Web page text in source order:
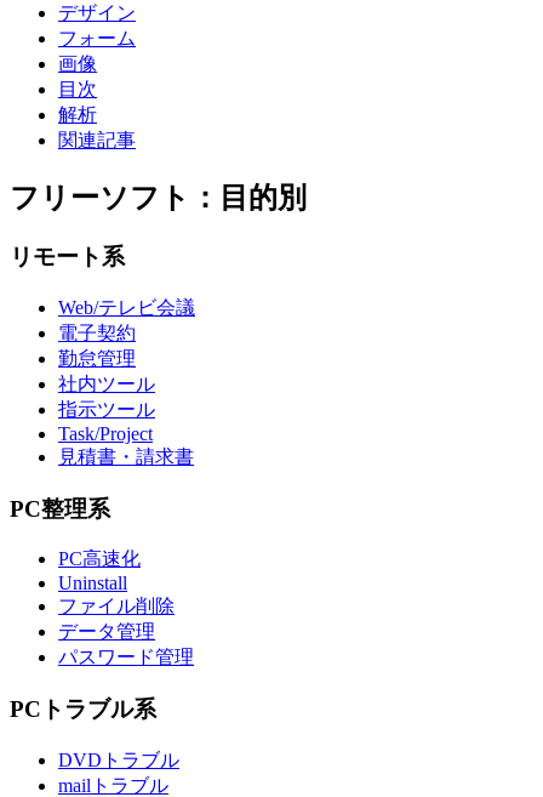
デザイン
フォーム
画像
目次
解析
関連記事
フリーソフト：目的別
リモート系
Web/テレビ会議
電子契約
勤怠管理
社内ツール
指示ツール
Task/Project
見積書・請求書
PC整理系
PC高速化
Uninstall
ファイル削除
データ管理
パスワード管理
PCトラブル系
DVDトラブル
mailトラブル